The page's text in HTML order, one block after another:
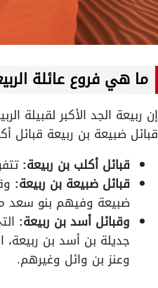
ما هي فروع عائلة
إن ربيعة الجد الأكبر لقبيلة
قبائل ضبيعة بن ربيعة قبائل
قبائل أكلب بن ربيعة:
قبائل ضبيعة بن ربيعة:
ضبيعة وفيهم بنو
وقبائل أسد بن ربيعة:
جديلة بن أسد بن
وعنز بن وائل وغيرهم.